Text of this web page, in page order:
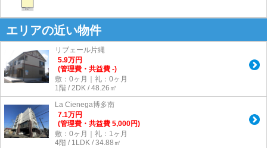
エリアの近い物件
リブェール片縄
5.9万円
(管理費・共益費 -)
敷：0ヶ月｜礼：0ヶ月
1階 / 2DK / 48.26㎡
La Cienega博多南
7.1万円
(管理費・共益費 5,000円)
敷：0ヶ月｜礼：1ヶ月
4階 / 1LDK / 34.88㎡